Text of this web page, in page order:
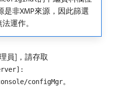
是非XMP來源，因此篩選
運作。
員]，請存取
configMgr。